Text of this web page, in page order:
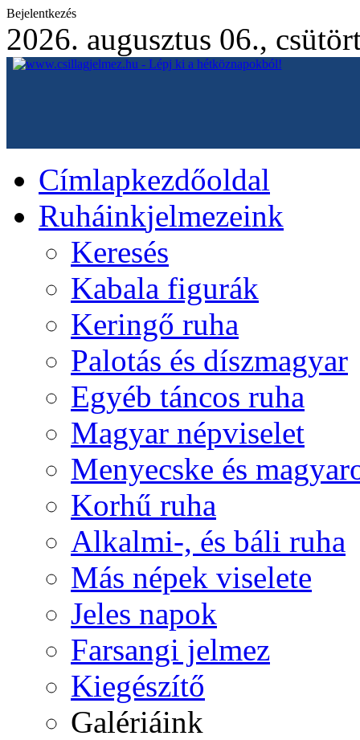
Bejelentkezés
2026. augusztus 06.,
Címlapkezdőoldal
Ruháinkjelmezeink
Keresés
Kabala figurák
Keringő ruha
Palotás és díszmagyar
Egyéb táncos ruha
Magyar népviselet
Menyecske és
Korhű ruha
Alkalmi-, és báli ruha
Más népek viselete
Jeles napok
Farsangi jelmez
Kiegészítő
Galériáink